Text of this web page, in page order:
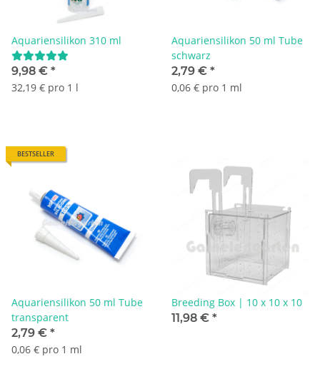
Aquariensilikon 310 ml
9,98 € *
32,19 € pro 1 l
Aquariensilikon 50 ml Tube
schwarz
2,79 € *
0,06 € pro 1 ml
BESTSELLER
Aquariensilikon 50 ml Tube
transparent
2,79 € *
0,06 € pro 1 ml
Breeding Box | 10 x 10 x 10
11,98 € *